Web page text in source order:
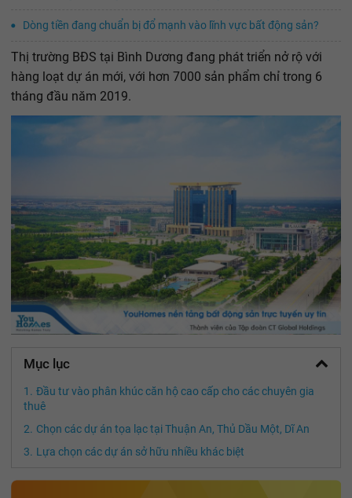
Dòng tiền đang chuẩn bị đổ mạnh vào lĩnh vực bất động sản?
Thị trường BĐS tại Bình Dương đang phát triển nở rộ với
hàng loạt dự án mới, với hơn 7000 sản phẩm chỉ trong 6
tháng đầu năm 2019.
Mục lục
Đầu tư vào phân khúc căn hộ cao cấp cho các chuyên gia
thuê
Chọn các dự án tọa lạc tại Thuận An, Thủ Dầu Một, Dĩ An
Lựa chọn các dự án sở hữu nhiều khác biệt